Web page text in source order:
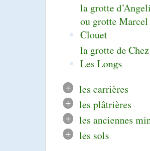
la grotte
ou grotte Marcel
Clouet
la grotte de Chez
Les Longs
+
les carrières
+
les plâtrières
+
les anciennes
+
les sols